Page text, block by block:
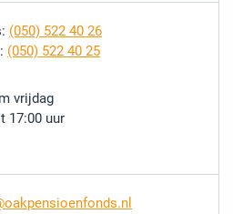
(050) 522 40 26
(050) 522 40 25
vrijdag
17:00 uur